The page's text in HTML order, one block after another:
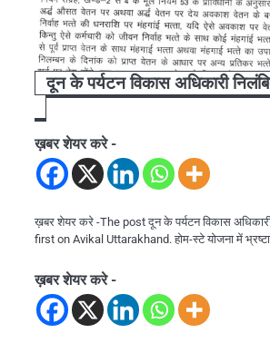
दून के पर्यटन विकास अधिकारी
ख़बर शेयर करे -
ख़बर शेयर करे -The post दून के पर्यटन विकास
first on Avikal Uttarakhand. होम-स्टे योजना में
ख़बर शेयर करे -